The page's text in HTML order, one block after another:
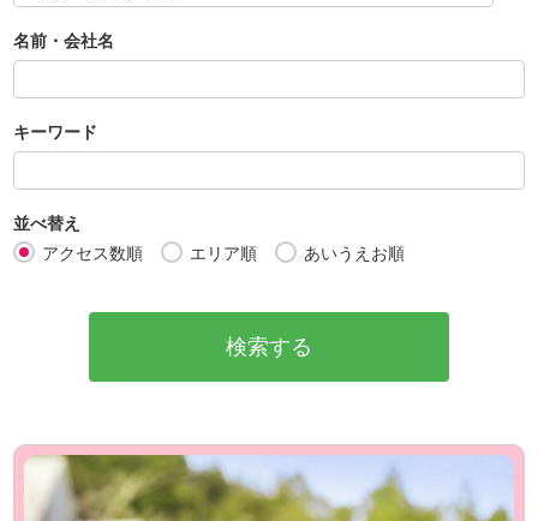
名前・会社名
キーワード
並べ替え
アクセス数順
エリア順 あいうえお順